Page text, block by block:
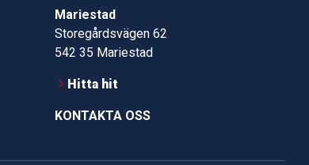
Mariestad
Storegårdsvägen 62
542 35 Mariestad
Hitta hit
KONTAKTA OSS